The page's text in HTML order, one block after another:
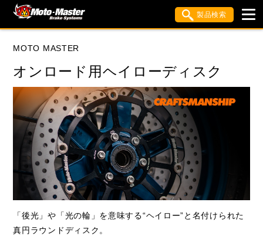
製品検索
HONDA YAMAHA SUZUKI
KAWASAKI APRILIA BIMOTA
DUCATI KTM MOTO GUZZI
TRIUMPH
MOTO MASTER
オンロード用ヘイローディスク
「後光」や「光の輪」を意味する“ヘイロー”と名付けられた
真円ラウンドディスク。